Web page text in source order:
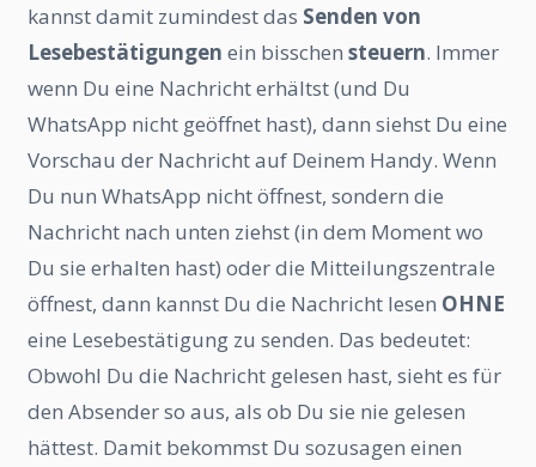
kannst damit zumindest das Senden von
Lesebestätigungen ein bisschen steuern. Immer
wenn Du eine Nachricht erhältst (und Du
WhatsApp nicht geöffnet hast), dann siehst Du eine
Vorschau der Nachricht auf Deinem Handy. Wenn
Du nun WhatsApp nicht öffnest, sondern die
Nachricht nach unten ziehst (in dem Moment wo
Du sie erhalten hast) oder die Mitteilungszentrale
öffnest, dann kannst Du die Nachricht lesen OHNE
eine Lesebestätigung zu senden. Das bedeutet:
Obwohl Du die Nachricht gelesen hast, sieht es für
den Absender so aus, als ob Du sie nie gelesen
hättest. Damit bekommst Du sozusagen einen